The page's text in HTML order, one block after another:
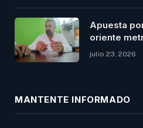
Apuesta
oriente
julio 23, 2026
MANTENTE INFORMADO